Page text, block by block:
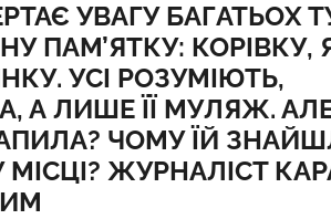
УВАГУ БАГАТЬОХ
ПАМ’ЯТКУ: КОРІВКУ,
УСІ РОЗУМІЮТЬ,
А ЛИШЕ ЇЇ МУЛЯЖ.
ЧОМУ ЇЙ
ЖУРНАЛІСТ